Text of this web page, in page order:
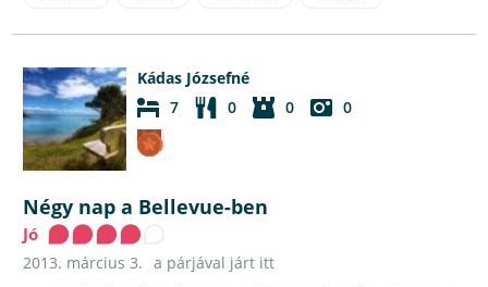
Kádas Józsefné
7
0 0 0
Négy nap a Bellevue-ben
Jó
2013. március 3. a párjával járt itt